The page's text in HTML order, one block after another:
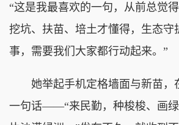
“这是我最喜欢的一句，从前总觉
挖坑、扶苗、培土才懂得，生态守
事，需要我们大家都行动起来。”
她举起手机定格墙面与新苗，
一句话——“来民勤，种梭梭、画